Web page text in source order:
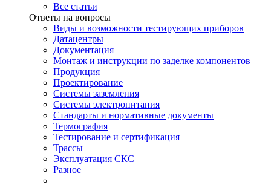
Все статьи
Ответы на вопросы
Виды и возможности тестирующих приборов
Датацентры
Документация
Монтаж и инструкции по заделке компонентов
Продукция
Проектирование
Системы заземления
Системы электропитания
Стандарты и нормативные документы
Термография
Тестирование и сертификация
Трассы
Эксплуатация СКС
Разное